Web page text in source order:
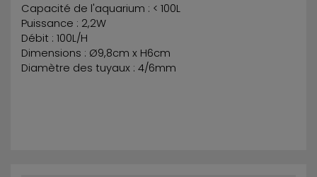
Capacité de l'aquarium : < 100L
Puissance : 2,2W
Débit : 100L/H
Dimensions : Ø9,8cm x H6cm
Diamètre des tuyaux : 4/6mm